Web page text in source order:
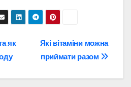
Які вітаміни можна
приймати разом
як